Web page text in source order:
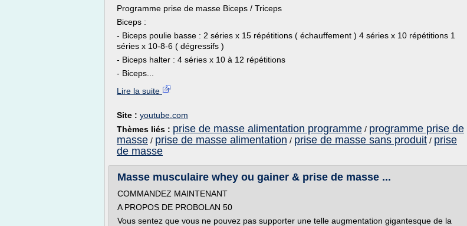
Programme prise de masse Biceps / Triceps
Biceps :
- Biceps poulie basse : 2 séries x 15 répétitions ( échauffement ) 4 séries x 10 répétitions 1
séries x 10-8-6 ( dégressifs )
- Biceps halter : 4 séries x 10 à 12 répétitions
- Biceps...
Lire la suite
Site : youtube.com
Thèmes liés : prise de masse alimentation programme / programme prise de
masse / prise de masse alimentation / prise de masse sans produit / prise
de masse
Masse musculaire whey ou gainer & prise de masse ...
COMMANDEZ MAINTENANT
A PROPOS DE PROBOLAN 50
Vous sentez que vous ne pouvez pas supporter une telle augmentation gigantesque de la